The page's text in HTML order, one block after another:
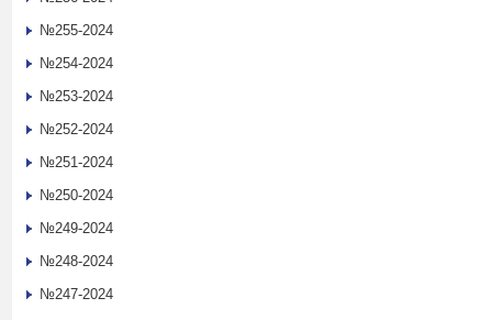
№255-2024
№254-2024
№253-2024
№252-2024
№251-2024
№250-2024
№249-2024
№248-2024
№247-2024